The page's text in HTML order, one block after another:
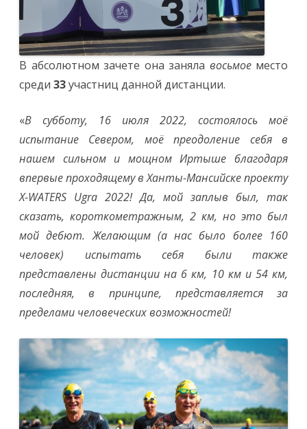
В абсолютном зачете она заняла восьмоеместо
среди 33участниц данной дистанции.
«В субботу, 16 июля 2022, состоялось моё
испытание Севером, моё преодоление себя в
нашем сильном и мощном Иртыше благодаря
впервые проходящему в Ханты-Мансийске проекту
X-WATERS Ugra 2022! Да, мой заплыв был, так
сказать, короткометражным, 2 км, но это был
мой дебют. Желающим (а нас было более 160
человек) испытать себя были также
представлены дистанции на 6 км, 10 км и 54 км,
последняя, в принципе, представляется за
пределами человеческих возможностей!